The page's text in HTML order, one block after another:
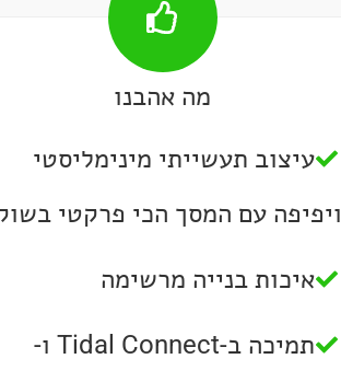
מה אהבנו
עיצוב תעשייתי מינימליסטי
ויפיפה עם המסך הכי פרקטי
איכות בנייה מרשימה
תמיכה ב-Tidal Connect ו-